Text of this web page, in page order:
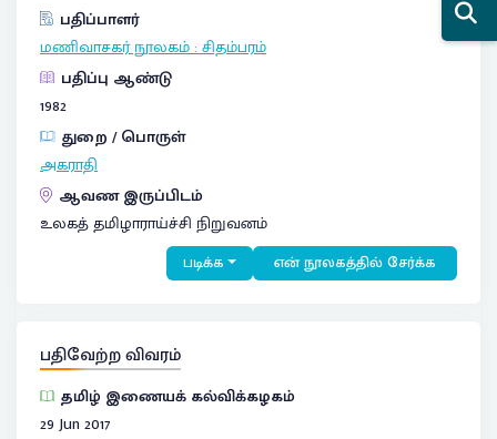
பதிப்பாளர்
மணிவாசகர் நூலகம்:சிதம்பரம்
பதிப்பு ஆண்டு
1982
துறை / பொருள்
அகராதி
ஆவண இருப்பிடம்
உலகத் தமிழாராய்ச்சி நிறுவனம்
படிக்க என் நூலகத்தில் சேர்க்க
பதிவேற்ற விவரம்
தமிழ் இணையக் கல்விக்கழகம்
29 Jun 2017